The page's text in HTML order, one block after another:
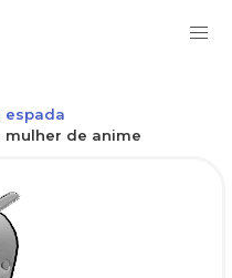
espada
mulher de anime